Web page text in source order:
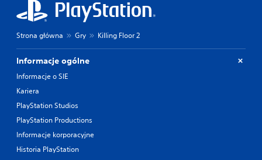
Strona główna Gry Killing Floor 2
Informacje ogólne
Informacje o SIE
Kariera
PlayStation Studios
PlayStation Productions
Informacje korporacyjne
Historia PlayStation